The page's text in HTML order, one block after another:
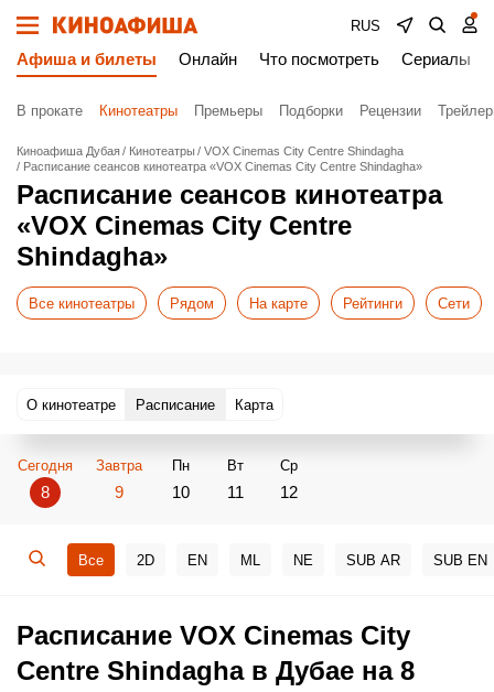
RUS
Афиша и билеты Онлайн Что посмотреть Сериалы
В прокате Кинотеатры Премьеры Подборки Рецензии
Киноафиша Дубая Кинотеатры
VOX Cinemas City Centre Shindagha
Расписание сеансов кинотеатра «VOX Cinemas City Centre Shindagha»
Расписание сеансов кинотеатра
«VOX Cinemas City Centre
Shindagha»
Все кинотеатры Рядом На карте Рейтинги Сети
О кинотеатре Расписание Карта
Сегодня
8
Завтра
9
Пн
10
Вт
11
Ср
12
Все 2D EN ML NE SUB AR SUB EN
Расписание VOX Cinemas City
Centre Shindagha в Дубае на 8